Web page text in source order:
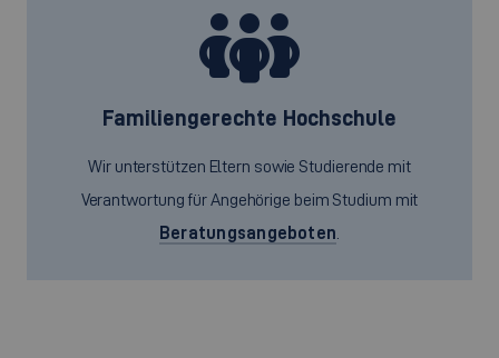
Familiengerechte Hochschule
Wir unterstützen Eltern sowie Studierende mit
Verantwortung für Angehörige beim Studium mit
Beratungsangeboten